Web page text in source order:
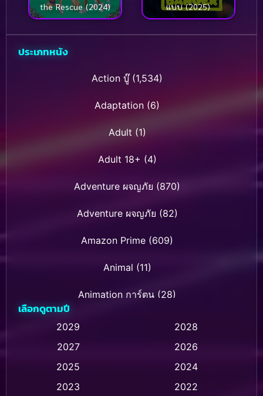
the Rescue (2024)
แบบ (2025)
ประเภทหนัง
Action บู๊(1,534)
Adaptation (6)
Adult (1)
Adult 18+ (4)
Adventure ผจญภัย (870)
Adventure ผจญภัย (82)
Amazon Prime (609)
Animal (11)
Animation การ์ตูน (28)
Animation การ์ตูน (235)
Animation การ์ตูน (32)
เลือกดูตามปี
2029
2028
2027
2026
2025
2024
2023
2022